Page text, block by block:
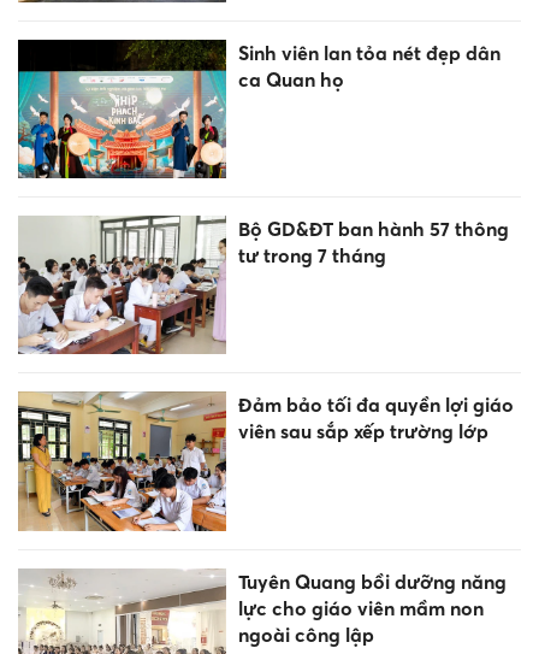
Sinh viên lan tỏa nét đẹp dân
ca Quan họ
Bộ GD&ĐT ban hành 57 thông
tư trong 7 tháng
Đảm bảo tối đa quyền lợi giáo
viên sau sắp xếp trường lớp
Tuyên Quang bồi dưỡng năng
lực cho giáo viên mầm non
ngoài công lập